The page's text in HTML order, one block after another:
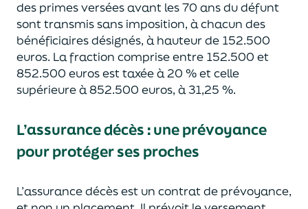
des primes versées avant les 70 ans du défunt
sont transmis sans imposition, à chacun des
bénéficiaires désignés, à hauteur de 152.500
euros. La fraction comprise entre 152.500 et
852.500 eurosest taxée à 20 % et celle
supérieure à 852.500 euros, à 31,25 %.
L’assurance décès :une prévoyance
pour protéger ses proches
L’assurance décès est un contrat de prévoyance,